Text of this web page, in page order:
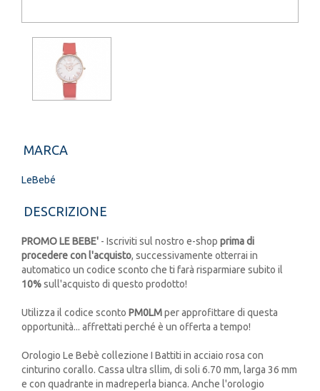
MARCA
LeBebé
DESCRIZIONE
PROMO LE BEBE' - Iscriviti sul nostro e-shop prima di
procedere con l'acquisto, successivamente otterrai in
automatico un codice sconto che ti farà risparmiare subito il
10%sull'acquisto di questo prodotto!
Utilizza il codice sconto PM0LMper approfittare di questa
opportunità... affrettati perché è un offerta a tempo!
Orologio Le Bebè collezione I Battiti in acciaio rosa con
cinturino corallo. Cassa ultra sllim, di soli 6.70 mm, larga 36 mm
e con quadrante in madreperla bianca. Anche l'orologio